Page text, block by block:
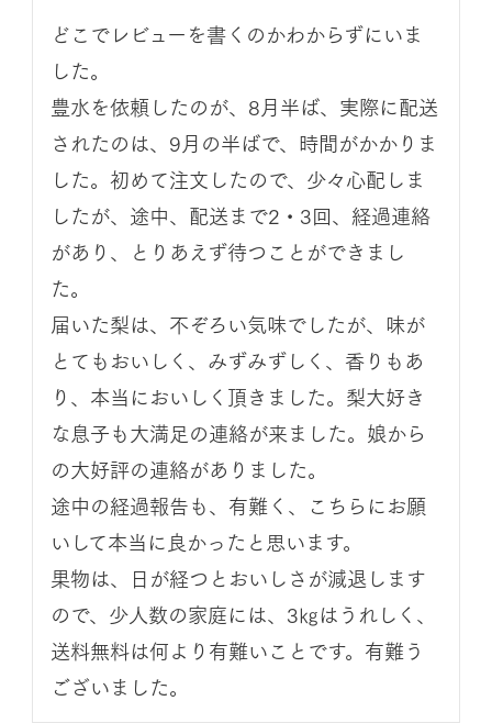
どこでレビューを書くのかわからずにいま
した。
豊水を依頼したのが、8月半ば、実際に配送
されたのは、9月の半ばで、時間がかかりま
した。初めて注文したので、少々心配しま
したが、途中、配送まで2・3回、経過連絡
があり、とりあえず待つことができまし
た。
届いた梨は、不ぞろい気味でしたが、味が
とてもおいしく、みずみずしく、香りもあ
り、本当においしく頂きました。梨大好き
な息子も大満足の連絡が来ました。娘から
の大好評の連絡がありました。
途中の経過報告も、有難く、こちらにお願
いして本当に良かったと思います。
果物は、日が経つとおいしさが減退します
ので、少人数の家庭には、3㎏はうれしく、
送料無料は何より有難いことです。有難う
ございました。